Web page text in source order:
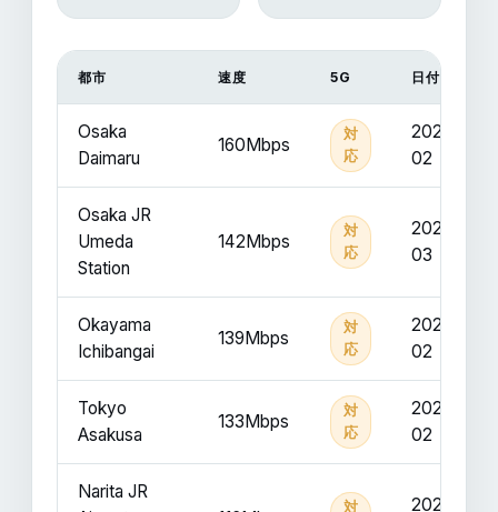
都市 速度 5G 日付
Osaka
Daimaru
160Mbps
対
応
2025-
02
Osaka JR
Umeda
Station
142Mbps
対
応
2025-
03
Okayama
Ichibangai
139Mbps
対
応
2025-
02
Tokyo
Asakusa
133Mbps
対
応
2025-
02
Narita JR
対
2025-